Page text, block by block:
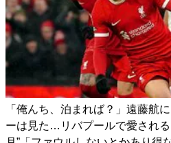
「俺んち、泊まれば？」遠藤航
ーは見た…リバプールで愛される